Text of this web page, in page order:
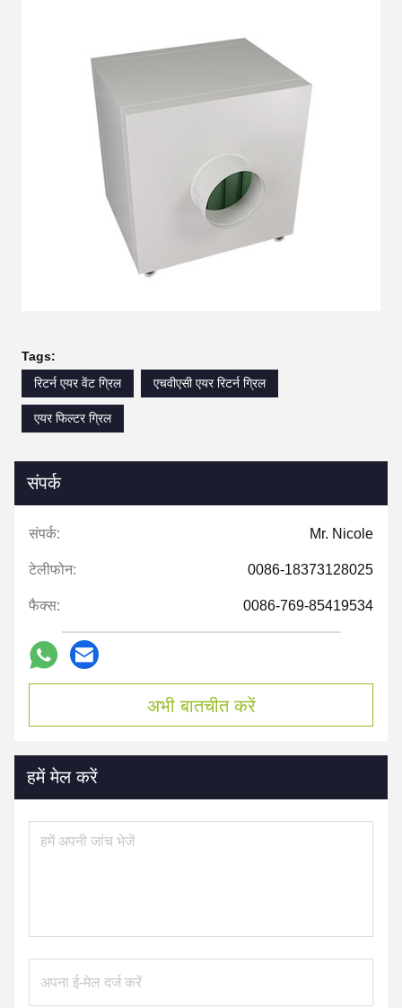
Tags:
रिटर्न एयर वेंट ग्रिल
एचवीएसी एयर रिटर्न ग्रिल
एयर फिल्टर ग्रिल
संपर्क
संपर्क: Mr. Nicole
टेलीफोन: 0086-18373128025
फैक्स: 0086-769-85419534
अभी बातचीत करें
हमें मेल करें